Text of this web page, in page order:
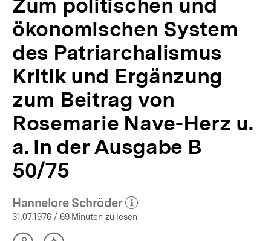
der
Ausgabe
50/75
APuZ
31/1976
bpb.de
Zum politischen und
ökonomischen System
des Patriarchalismus
Kritik und Ergänzung
zum Beitrag von
Rosemarie Nave-Herz u.
a. in der Ausgabe B
50/75
Hannelore Schröder
(Mehr zum Autor)
öffnen
31.07.1976 / 69 Minuten zu lesen